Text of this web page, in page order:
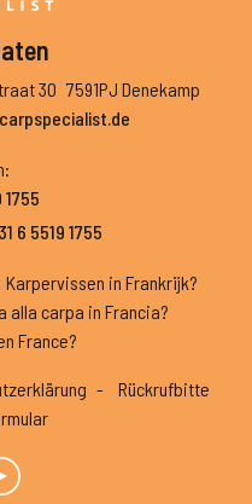
30 7591PJ Denekamp
:
1755
6 5519 1755
Karpervissen in Frankrijk?
alla carpa in Francia?
France?
Rückrufbitte